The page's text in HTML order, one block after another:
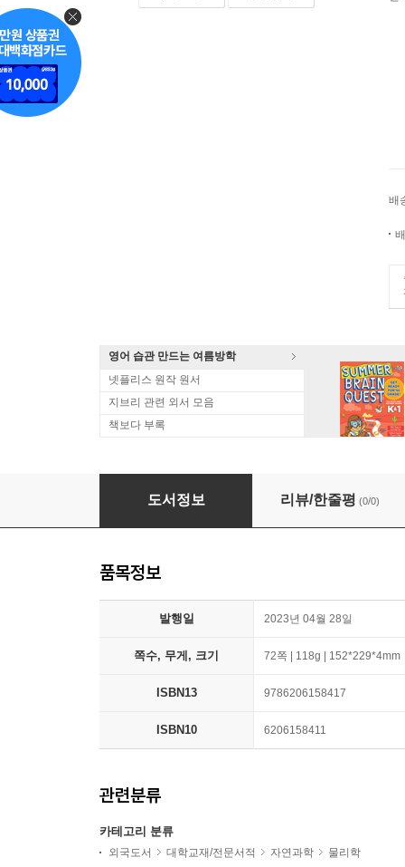
배
영어 습관 만드는 여름방학
넷플리스 원작 원서
지브리 관련 외서 모음
책보다 부록
Sn02 and Al doped SnO2 nanoparticles
도서정보 리뷰/한줄평 (0/0)
품목정보
발행일 2023년 04월 28일
쪽수, 무게, 크기 72쪽 | 118g | 152*229*4mm
ISBN13 9786206158417
ISBN10 6206158411
관련분류
카테고리 분류
외국도서 대학교재/전문서적 자연과학 물리학